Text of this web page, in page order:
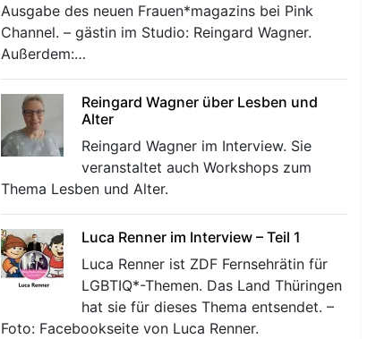
Ausgabe des neuen Frauen*magazins bei Pink
Channel. – gästin im Studio: Reingard Wagner.
Außerdem:…
Reingard Wagner über Lesben und
Alter
Reingard Wagner im Interview. Sie
veranstaltet auch Workshops zum
Thema Lesben und Alter.
Luca Renner im Interview – Teil 1
Luca Renner ist ZDF Fernsehrätin für
LGBTIQ*-Themen. Das Land Thüringen
hat sie für dieses Thema entsendet. –
Foto: Facebookseite von Luca Renner.